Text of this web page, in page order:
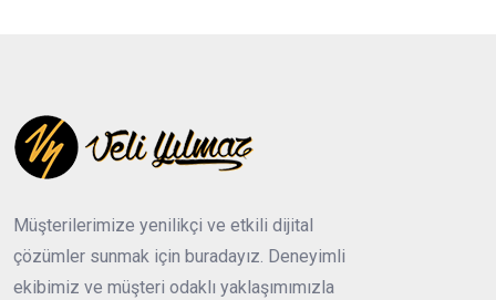
Müşterilerimize yenilikçi ve etkili dijital
çözümler sunmak için buradayız. Deneyimli
ekibimiz ve müşteri odaklı yaklaşımımızla